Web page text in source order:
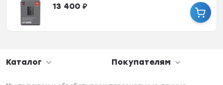
13 400 ₽
Каталог Покупателям